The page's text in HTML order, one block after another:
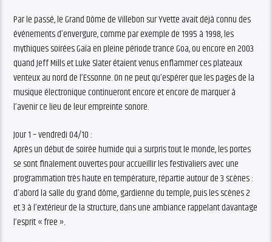
Par le passé, le Grand Dôme de Villebon sur Yvette avait déjà connu des
événements d’envergure, comme par exemple de 1995 à 1998, les
mythiques soirées Gaïa en pleine période trance Goa, ou encore en 2003
quand Jeff Mills et Luke Slater étaient venus enflammer ces plateaux
venteux au nord de l’Essonne. On ne peut qu’espérer que les pages de la
musique électronique continueront encore et encore de marquer à
l’avenir ce lieu de leur empreinte sonore.
Jour 1 – vendredi 04/10 :
Après un début de soirée humide qui a surpris tout le monde, les portes
se sont finalement ouvertes pour accueillir les festivaliers avec une
programmation très haute en température, répartie autour de 3 scènes :
d’abord la salle du grand dôme, gardienne du temple, puis les scènes 2
et 3 à l’extérieur de la structure, dans une ambiance rappelant davantage
l’esprit « free ».